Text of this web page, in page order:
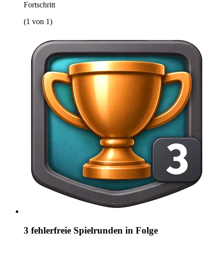
Fortschritt
(1 von 1)
3 fehlerfreie Spielrunden in Folge